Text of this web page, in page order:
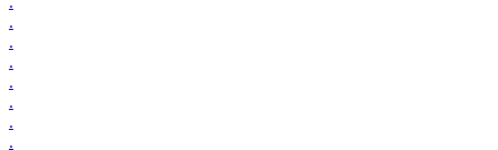
.
.
.
.
.
.
.